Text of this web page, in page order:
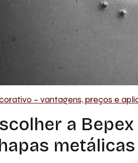
– vantagens, preços e
a